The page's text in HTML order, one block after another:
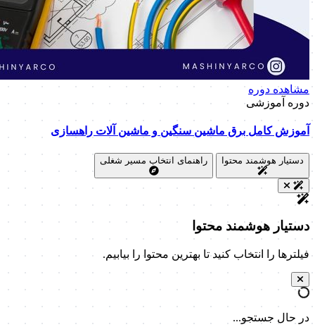
مشاهده دوره
دوره آموزشی
آموزش کامل برق ماشین سنگین و ماشین آلات راهسازی
دستیار هوشمند محتوا راهنمای انتخاب مسیر شغلی
دستیار هوشمند محتوا
فیلترها را انتخاب کنید تا بهترین محتوا را بیابیم.
در حال جستجو...